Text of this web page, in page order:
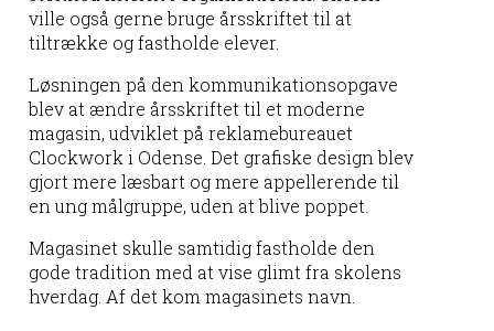
ville også gerne bruge årsskriftet til at
tiltrække og fastholde elever.
Løsningen på den kommunikationsopgave
blev at ændre årsskriftet til et moderne
magasin, udviklet på reklamebureauet
Clockwork i Odense. Det grafiske design blev
gjort mere læsbart og mere appellerende til
en ung målgruppe, uden at blive poppet.
Magasinet skulle samtidig fastholde den
gode tradition med at vise glimt fra skolens
hverdag. Af det kom magasinets navn.